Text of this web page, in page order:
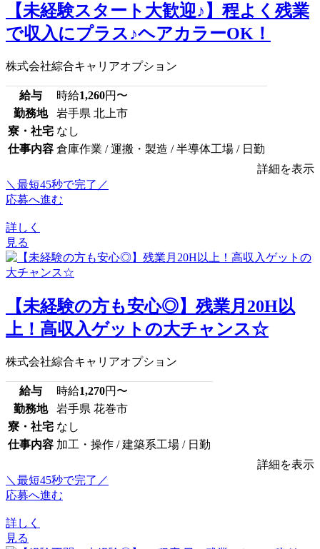
【未経験スタート大歓迎♪】程よく残業
で収入にプラス♪ヘアカラーOK！
株式会社綜合キャリアオプション
給与 時給1,260円〜
勤務地
岩手県 北上市
寮・社宅 なし
仕事内容 倉庫作業 / 運搬・製造 / 半導体工場 / 日勤
詳細を表示
＼最短45秒で完了／
応募へ進む
詳しく
見る
【未経験の方も安心◎】残業月20H以
上！高収入ゲットの大チャンス☆
株式会社綜合キャリアオプション
給与 時給1,270円〜
勤務地
岩手県 花巻市
寮・社宅 なし
仕事内容 加工・操作 / 建築系工場 / 日勤
詳細を表示
＼最短45秒で完了／
応募へ進む
詳しく
見る